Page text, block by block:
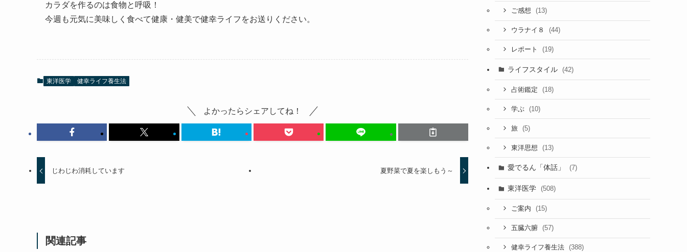
カラダを作るのは食物と呼吸！
今週も元気に美味しく食べて健康・健美で健幸ライフをお送りください。
東洋医学 健幸ライフ養生法
よかったらシェアしてね！
じわじわ消耗しています 夏野菜で夏を楽しもう～
関連記事
ご感想 (13)
ウラナイ８ (44)
レポート (19)
ライフスタイル (42)
占術鑑定 (18)
学ぶ (10)
旅 (5)
東洋思想 (13)
愛でるん「体話」 (7)
東洋医学 (508)
ご案内 (15)
五臓六腑 (57)
健幸ライフ養生法 (388)